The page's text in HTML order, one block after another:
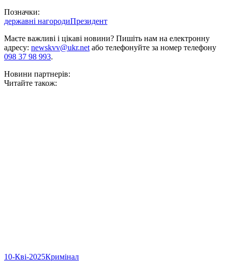
Позначки:
державні нагородиПрезидент
Маєте важливі і цікаві новини? Пишіть нам на електронну
адресу: newskvv@ukr.netабо телефонуйте за номер телефону
098 37 98 993.
Новини партнерів:
Читайте також:
10-Кві-2025Кримінал